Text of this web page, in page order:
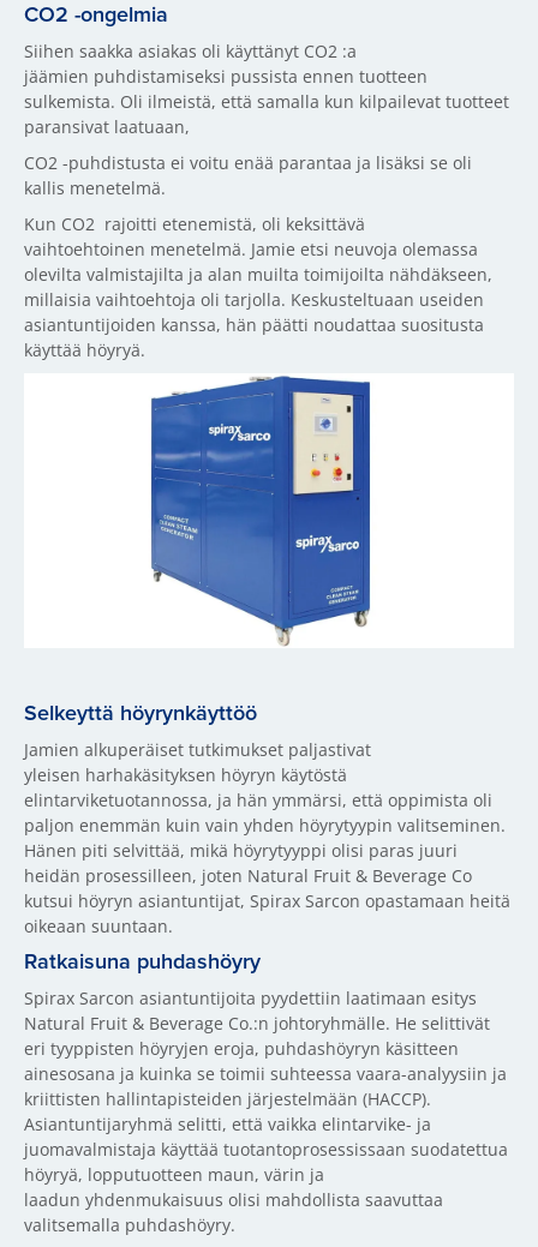
CO2 -ongelmia
Siihen saakka asiakas oli käyttänyt CO2 :a
jäämien puhdistamiseksi pussista ennen tuotteen
sulkemista. Oli ilmeistä, että samalla kun kilpailevat tuotteet
paransivat laatuaan,
CO2 -puhdistusta ei voitu enää parantaa ja lisäksi se oli
kallis menetelmä.
Kun CO2 rajoitti etenemistä, oli keksittävä
vaihtoehtoinen menetelmä. Jamie etsi neuvoja olemassa
olevilta valmistajilta ja alan muilta toimijoilta nähdäkseen,
millaisia vaihtoehtoja oli tarjolla. Keskusteltuaan useiden
asiantuntijoiden kanssa, hän päätti noudattaa suositusta
käyttää höyryä.
Selkeyttä höyrynkäyttöö
Jamien alkuperäiset tutkimukset paljastivat
yleisen harhakäsityksen höyryn käytöstä
elintarviketuotannossa, ja hän ymmärsi, että oppimista oli
paljon enemmän kuin vain yhden höyrytyypin valitseminen.
Hänen piti selvittää, mikä höyrytyyppi olisi paras juuri
heidän prosessilleen, joten Natural Fruit & Beverage Co
kutsui höyryn asiantuntijat, Spirax Sarcon opastamaan heitä
oikeaan suuntaan.
Ratkaisuna puhdashöyry
Spirax Sarcon asiantuntijoita pyydettiin laatimaan esitys
Natural Fruit & Beverage Co.:n johtoryhmälle. He selittivät
eri tyyppisten höyryjen eroja, puhdashöyryn käsitteen
ainesosana ja kuinka se toimii suhteessa vaara-analyysiin ja
kriittisten hallintapisteiden järjestelmään (HACCP).
Asiantuntijaryhmä selitti, että vaikka elintarvike- ja
juomavalmistaja käyttää tuotantoprosessissaan suodatettua
höyryä, lopputuotteen maun, värin ja
laadun yhdenmukaisuus olisi mahdollista saavuttaa
valitsemalla puhdashöyry.